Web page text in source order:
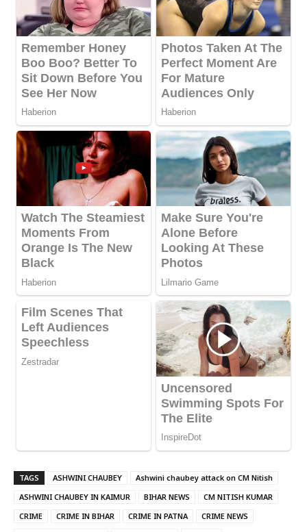
TAGS ASHWINI CHAUBEY
Ashwini chaubey attack on CM Nitish
ASHWINI CHAUBEY IN KAIMUR
BIHAR NEWS
CM NITISH KUMAR
CRIME
CRIME IN BIHAR CRIME IN PATNA
CRIME NEWS